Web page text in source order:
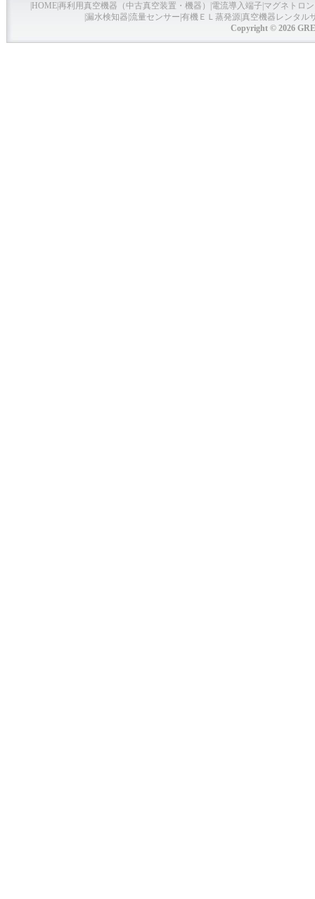
HOME再利用真空機器（中古真空装置・機器） 電流導入端子 マグネトロ
漏水検知器 流量センサー 有機ＥＬ蒸発源真空機器レンタル
Copyright © 2026